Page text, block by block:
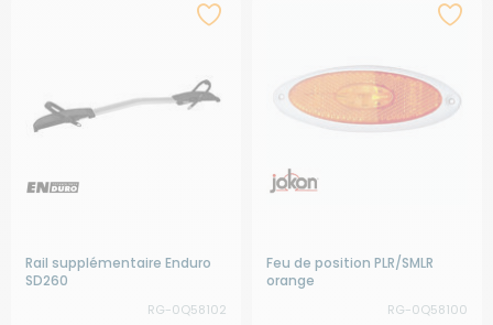
Rail supplémentaire Enduro
SD260
RG-0Q58102
Feu de position PLR/SMLR
orange
RG-0Q58100